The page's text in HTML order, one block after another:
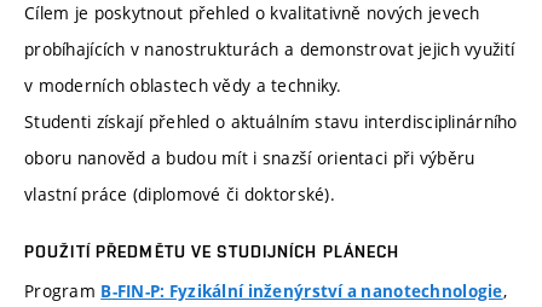
Cílem je poskytnout přehled o kvalitativně nových jevech
probíhajících v nanostrukturách a demonstrovat jejich využití
v moderních oblastech vědy a techniky.
Studenti získají přehled o aktuálním stavu interdisciplinárního
oboru nanověd a budou mít i snazší orientaci při výběru
vlastní práce (diplomové či doktorské).
POUŽITÍ PŘEDMĚTU VE STUDIJNÍCH PLÁNECH
Program B-FIN-P: Fyzikální inženýrství a nanotechnologie,